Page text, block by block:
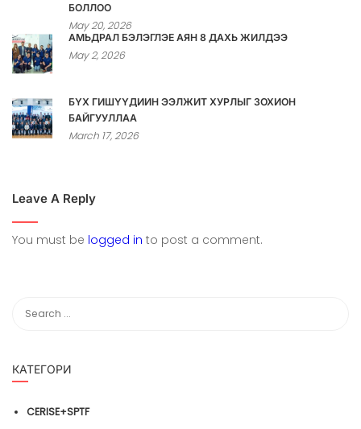
БОЛЛОО
May 20, 2026
АМЬДРАЛ БЭЛЭГЛЭЕ АЯН 8 ДАХЬ ЖИЛДЭЭ
May 2, 2026
БҮХ ГИШҮҮДИЙН ЭЭЛЖИТ ХУРЛЫГ ЗОХИОН
БАЙГУУЛЛАА
March 17, 2026
Leave A Reply
You must be logged in to post a comment.
КАТЕГОРИ
CERISE+SPTF